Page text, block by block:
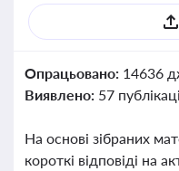
Опрацьовано: 14636
Виявлено: 57
На основі зібраних
короткі відповіді на